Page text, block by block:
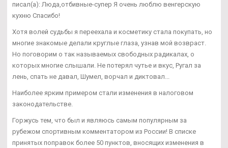
писал(а): Люда,отбивные-супер Я очень люблю венгерскую
кухню Спасибо!
Хотя волей судьбы я переехала и косметику стала покупать, но
многие знакомые делали круглые глаза, узнав мой возвраст.
Но поговорим о так называемых свободных радикалах, о
которых многие слышали. Не потерял чутье и вкус, Ругал за
лень, спать не давал, Шумел, ворчал и диктовал...
Наиболее ярким примером стали изменения в налоговом
законодательстве.
Горжусь тем, что был и являюсь самым популярным за
рубежом спортивным комментатором из России! В списке
принятых поправок более 50 пунктов, вносящих изменения в